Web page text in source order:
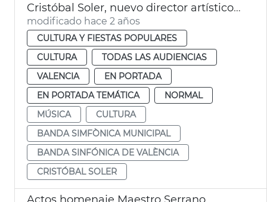
Cristóbal Soler, nuevo director artístico Banda Sinfónica Municipal
modificado hace 2 años
CULTURA Y FIESTAS POPULARES
CULTURA
TODAS LAS AUDIENCIAS
VALENCIA
EN PORTADA
EN PORTADA TEMÁTICA
NORMAL
MÚSICA
CULTURA
BANDA SIMFÒNICA MUNICIPAL
BANDA SINFÓNICA DE VALÈNCIA
CRISTÓBAL SOLER
Actos homenaje Maestro Serrano